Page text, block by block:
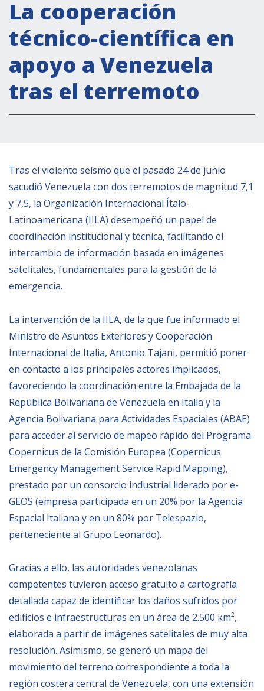
Secretaría Cultural
Secretaría Socioeconómica
Secretaría Técnico-científica
Forum Pymes
Partnership
COOPERACIÓN
Patrimonio cultural
Empoderamiento socio-económico
Justicia y Seguridad
EUROsociAL
EL PAcCTO
EUROFRONT
COPOLAD III
AL-INVEST Verde
MEDIOS
Fotos
Vídeos
Audios
Biblioteca
Publicaciones
OPORTUNIDADES
Convocatorias
La cooperación
técnico-científica en
apoyo a Venezuela
tras el terremoto
Tras el violento seísmo que el pasado 24 de junio
sacudió Venezuela con dos terremotos de magnitud 7,1
y 7,5, la Organización Internacional Ítalo-
Latinoamericana (IILA) desempeñó un papel de
coordinación institucional y técnica, facilitando el
intercambio de información basada en imágenes
satelitales, fundamentales para la gestión de la
emergencia.
La intervención de la IILA, de la que fue informado el
Ministro de Asuntos Exteriores y Cooperación
Internacional de Italia, Antonio Tajani, permitió poner
en contacto a los principales actores implicados,
favoreciendo la coordinación entre la Embajada de la
República Bolivariana de Venezuela en Italia y la
Agencia Bolivariana para Actividades Espaciales (ABAE)
para acceder al servicio de mapeo rápido del Programa
Copernicus de la Comisión Europea (Copernicus
Emergency Management Service Rapid Mapping),
prestado por un consorcio industrial liderado por e-
GEOS (empresa participada en un 20% por la Agencia
Espacial Italiana y en un 80% por Telespazio,
perteneciente al Grupo Leonardo).
Gracias a ello, las autoridades venezolanas
competentes tuvieron acceso gratuito a cartografía
detallada capaz de identificar los daños sufridos por
edificios e infraestructuras en un área de 2.500 km²,
elaborada a partir de imágenes satelitales de muy alta
resolución. Asimismo, se generó un mapa del
movimiento del terreno correspondiente a toda la
región costera central de Venezuela, con una extensión